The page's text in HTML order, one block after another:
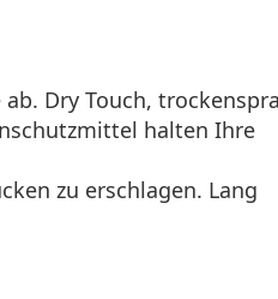
Dry Touch,
halten Ihre
zu erschlagen. Lang